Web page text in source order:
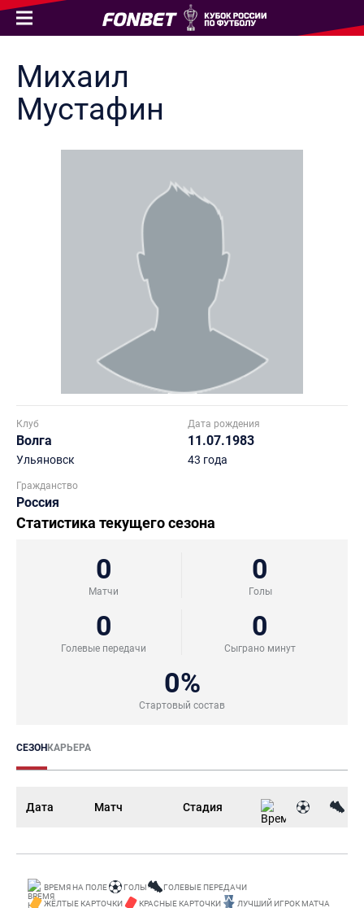
Михаил
Мустафин
Клуб
Волга
Ульяновск
Дата рождения
11.07.1983
43 года
Гражданство
Россия
Статистика текущего сезона
0
Матчи
0
Голы
0
Голевые передачи
0
Сыграно минут
0%
Стартовый состав
СЕЗОНКАРЬЕРА
Дата Матч Стадия
ВРЕМЯ НА ПОЛЕ ГОЛЫ
ГОЛЕВЫЕ ПЕРЕДАЧИ
ЖЁЛТЫЕ КАРТОЧКИ
КРАСНЫЕ КАРТОЧКИ ЛУЧШИЙ ИГРОК МАТЧА